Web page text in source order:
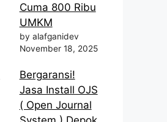
Cuma 800 Ribu
UMKM
by alafganidev
November 18, 2025
Bergaransi!
Jasa Install OJS
( Open Journal